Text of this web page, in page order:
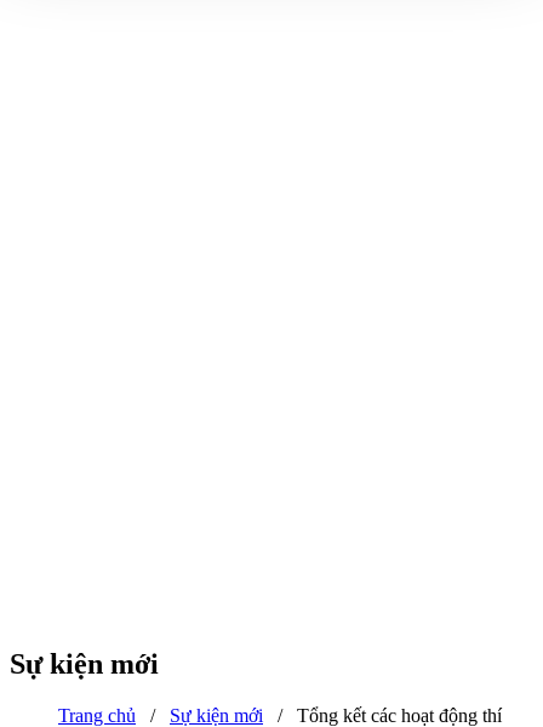
Sự kiện mới
Trang chủ / Sự kiện mới / Tổng kết các hoạt động thí